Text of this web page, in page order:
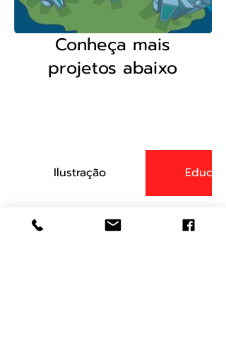
Conheça mais
projetos abaixo
Ilustração